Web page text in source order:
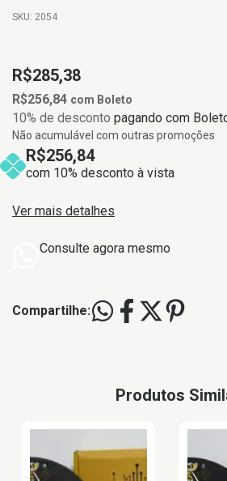
SKU: 2054
R$285,38
R$256,84 com Boleto
10% de desconto pagando com
Não acumulável com outras promoções
R$256,84
com 10% desconto à vista
Ver mais detalhes
Consulte agora mesmo
Compartilhe:
Produtos